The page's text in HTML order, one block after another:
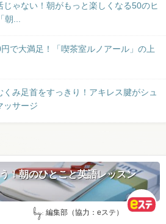
じゃない！朝がもっと楽しくなる50のヒ
朝...
で大満足！「喫茶室ルノアール」の上
くみ足首をすっきり！アキレス腱がシュ
ッサージ
！朝のひとこと英語レッスン
by: 編集部（協力：eステ）